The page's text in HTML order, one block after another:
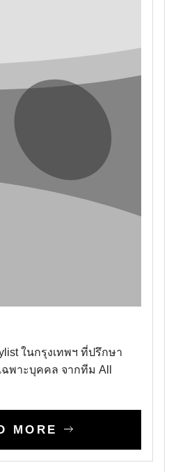
ในกรุงเทพฯ ที่ปรึกษา
พาะบุคคล จากทีม All
MORE